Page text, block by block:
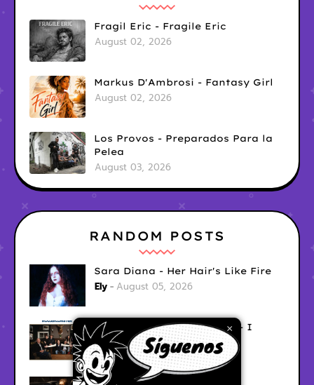
×
Fragil Eric - Fragile Eric
August 02, 2026
Markus D'Ambrosi - Fantasy Girl
August 02, 2026
Los Provos - Preparados Para la
Pelea
August 03, 2026
RANDOM POSTS
Sara Diana - Her Hair's Like Fire
Ely August 05, 2026
Good Vibes Rollercoaster - I
Don't Care
Ely August 05, 2026